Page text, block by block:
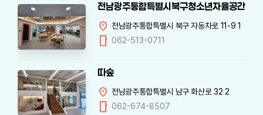
전남광주통합특별시북구청소년자율공간 재
location_on 전남광주통합특별시 북구 자동차로 11-9 1
mobile 062-513-0711
따숲
location_on 전남광주통합특별시 남구 화산로 32 2
mobile 062-674-8507